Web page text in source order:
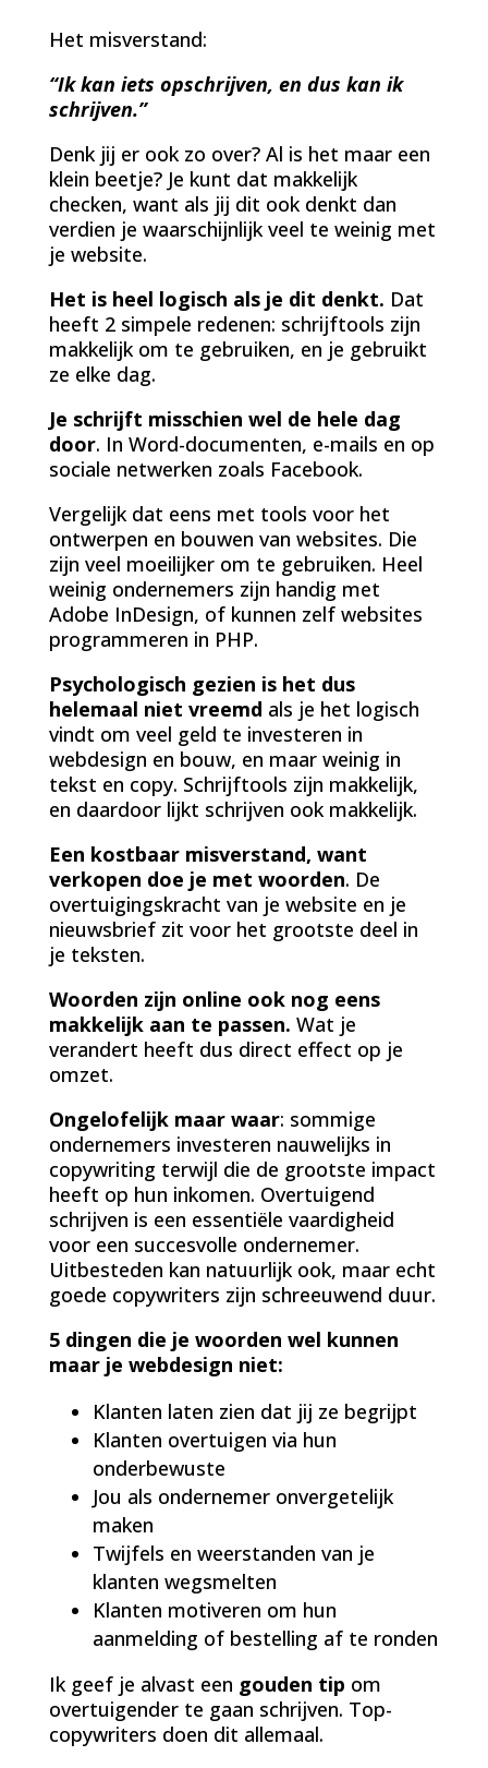
Het misverstand:
“Ik kan iets opschrijven, en dus kan ik
schrijven.”
Denk jij er ook zo over? Al is het maar een
klein beetje? Je kunt dat makkelijk
checken, want als jij dit ook denkt dan
verdien je waarschijnlijk veel te weinig met
je website.
Het is heel logisch als je dit denkt. Dat
heeft 2 simpele redenen: schrijftools zijn
makkelijk om te gebruiken, en je gebruikt
ze elke dag.
Je schrijft misschien wel de hele dag
door. In Word-documenten, e-mails en op
sociale netwerken zoals Facebook.
Vergelijk dat eens met tools voor het
ontwerpen en bouwen van websites. Die
zijn veel moeilijker om te gebruiken. Heel
weinig ondernemers zijn handig met
Adobe InDesign, of kunnen zelf websites
programmeren in PHP.
Psychologisch gezien is het dus
helemaal niet vreemd als je het logisch
vindt om veel geld te investeren in
webdesign en bouw, en maar weinig in
tekst en copy. Schrijftools zijn makkelijk,
en daardoor lijkt schrijven ook makkelijk.
Een kostbaar misverstand, want
verkopen doe je met woorden. De
overtuigingskracht van je website en je
nieuwsbrief zit voor het grootste deel in
je teksten.
Woorden zijn online ook nog eens
makkelijk aan te passen. Wat je
verandert heeft dus direct effect op je
omzet.
Ongelofelijk maar waar: sommige
ondernemers investeren nauwelijks in
copywriting terwijl die de grootste impact
heeft op hun inkomen. Overtuigend
schrijven is een essentiële vaardigheid
voor een succesvolle ondernemer.
Uitbesteden kan natuurlijk ook, maar echt
goede copywriters zijn schreeuwend duur.
5 dingen die je woorden wel kunnen
maar je webdesign niet:
Klanten laten zien dat jij ze begrijpt
Klanten overtuigen via hun
onderbewuste
Jou als ondernemer onvergetelijk
maken
Twijfels en weerstanden van je
klanten wegsmelten
Klanten motiveren om hun
aanmelding of bestelling af te ronden
Ik geef je alvast een gouden tip om
overtuigender te gaan schrijven. Top-
copywriters doen dit allemaal.